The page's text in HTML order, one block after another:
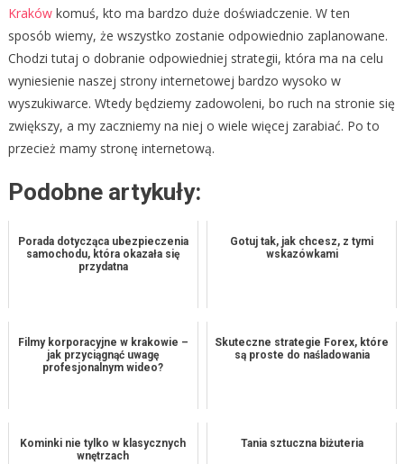
Krakówkomuś, kto ma bardzo duże doświadczenie. W ten
sposób wiemy, że wszystko zostanie odpowiednio zaplanowane.
Chodzi tutaj o dobranie odpowiedniej strategii, która ma na celu
wyniesienie naszej strony internetowej bardzo wysoko w
wyszukiwarce. Wtedy będziemy zadowoleni, bo ruch na stronie się
zwiększy, a my zaczniemy na niej o wiele więcej zarabiać. Po to
przecież mamy stronę internetową.
Podobne artykuły:
Porada dotycząca ubezpieczenia
samochodu, która okazała się
przydatna
Gotuj tak, jak chcesz, z tymi
wskazówkami
Filmy korporacyjne w krakowie –
jak przyciągnąć uwagę
profesjonalnym wideo?
Skuteczne strategie Forex, które
są proste do naśladowania
Kominki nie tylko w klasycznych
wnętrzach
Tania sztuczna biżuteria